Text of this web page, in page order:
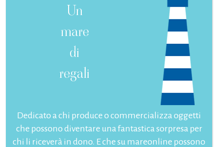
Un
mare
di
regali
Dedicato a chi produce o commercializza oggetti
che possono diventare una fantastica sorpresa per
chi li riceverà in dono. E che su mareonline possono